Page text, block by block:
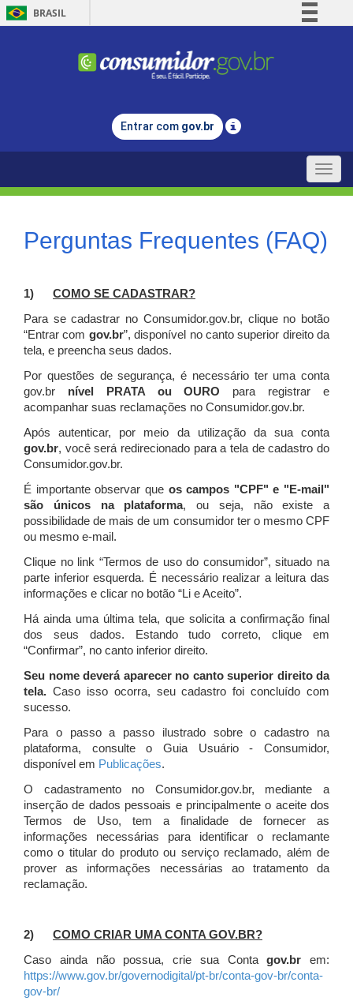
BRASIL
Comunica BR
Legislação
Entrar com gov.br
Toggle
Perguntas Frequentes (FAQ)
1) COMO SE CADASTRAR?
Para se cadastrar no Consumidor.gov.br, clique no botão
“Entrar com gov.br”, disponível no canto superior direito da
tela, e preencha seus dados.
Por questões de segurança, é necessário ter uma conta
gov.br nível PRATA ou OURO para registrar e
acompanhar suas reclamações no Consumidor.gov.br.
Após autenticar, por meio da utilização da sua conta
gov.br, você será redirecionado para a tela de cadastro do
Consumidor.gov.br.
É importante observar que os campos "CPF" e "E-mail"
são únicos na plataforma, ou seja, não existe a
possibilidade de mais de um consumidor ter o mesmo CPF
ou mesmo e-mail.
Clique no link “Termos de uso do consumidor”, situado na
parte inferior esquerda. É necessário realizar a leitura das
informações e clicar no botão “Li e Aceito”.
Há ainda uma última tela, que solicita a confirmação final
dos seus dados. Estando tudo correto, clique em
“Confirmar”, no canto inferior direito.
Seu nome deverá aparecer no canto superior direito da
tela. Caso isso ocorra, seu cadastro foi concluído com
sucesso.
Para o passo a passo ilustrado sobre o cadastro na
plataforma, consulte o Guia Usuário - Consumidor,
disponível em Publicações.
O cadastramento no Consumidor.gov.br, mediante a
inserção de dados pessoais e principalmente o aceite dos
Termos de Uso, tem a finalidade de fornecer as
informações necessárias para identificar o reclamante
como o titular do produto ou serviço reclamado, além de
prover as informações necessárias ao tratamento da
reclamação.
2) COMO CRIAR UMA CONTA GOV.BR?
Caso ainda não possua, crie sua Contagov.br em:
https://www.gov.br/governodigital/pt-br/conta-gov-br/conta-
gov-br/